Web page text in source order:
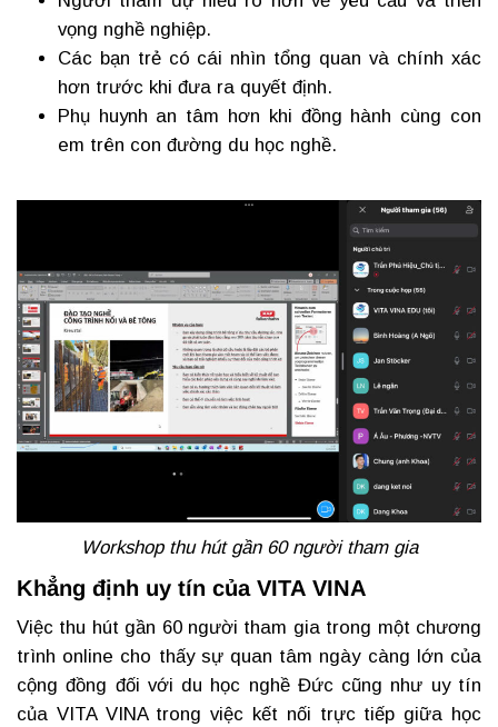
vọng nghề nghiệp.
Các bạn trẻ có cái nhìn tổng quan và chính xác
hơn trước khi đưa ra quyết định.
Phụ huynh an tâm hơn khi đồng hành cùng con
em trên con đường du học nghề.
Workshop thu hút gần 60 người tham gia
Khẳng định uy tín của VITA VINA
Việc thu hút gần 60 người tham gia trong một chương
trình online cho thấy sự quan tâm ngày càng lớn của
cộng đồng đối với du học nghề Đức cũng như uy tín
của VITA VINA trong việc kết nối trực tiếp giữa học